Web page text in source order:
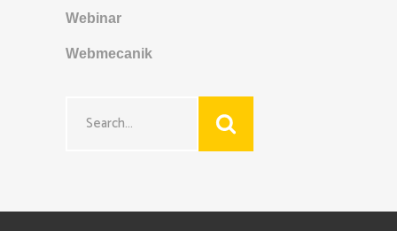
Webinar
Webmecanik